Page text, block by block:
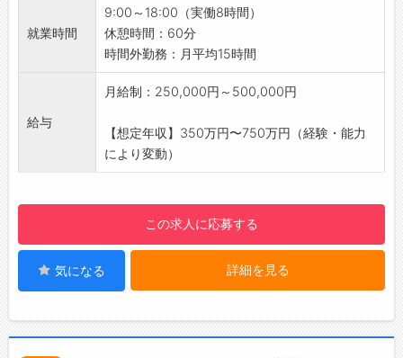
長野への移住という大きな決断も、仕事とプ
ライベートのメリハリがつけやすい環境だから
こそ実現できたと思います。」
【こんな方にオススメ♪】
◆人と話すことが好きな方
◆お客様に寄り添い、チームワークを大切にで
きる方
◇論理的に考え、自分のアイデアを提案する野
◆ワークライフバランスを重視したい方
い方
【2035年に「東信地域No.1の住宅会社」を目
・売上だけでなく、平均年収、知名度、顧客満
足度など、あらゆる面で地域No.1を目指してい
・各種契約手続きや住宅ローンの案内、資金計
画のアドバイスなどのサポート
・着工から竣工までのスケジュール、進捗管理
・お引き渡し後のアフターフォロー
◇お客様の理想をカタチにするリノベーショ
ン！
・不安そうにしていたお客様が、完成後に笑顔
で感謝していただける瞬間にやりがいを感じら
れるお仕事です。
・リノベーションで「新築のような快適な住ま
い」を届けることができます。
◆飛び込みなしの「完全反響営業」！
・お問い合わせやご紹介が中心。信頼関係を大
就業時間
9:00～18:00（実働8時間）
休憩時間：60分
時間外勤務：月平均15時間
給与
月給制：250,000円～500,000円
【想定年収】350万円〜750万円（経験・能力
により変動）
この求人に応募する
気になる 詳細を見る